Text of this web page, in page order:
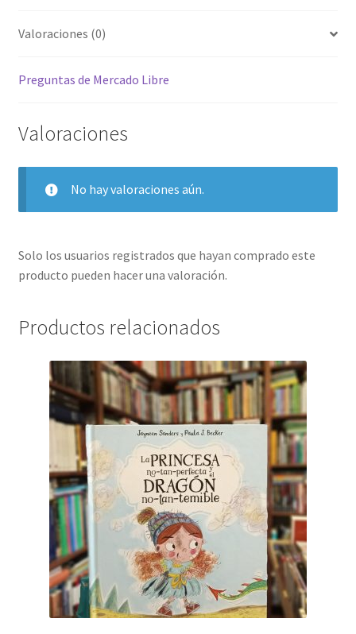
Valoraciones (0)
Preguntas de Mercado Libre
Valoraciones
No hay valoraciones aún.
Solo los usuarios registrados que hayan comprado este
producto pueden hacer una valoración.
Productos relacionados